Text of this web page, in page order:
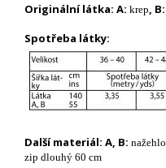
Originální látka: A: krep,
Spotřeba látky:
Další materiál: A, B:
zip dlouhý 60 cm